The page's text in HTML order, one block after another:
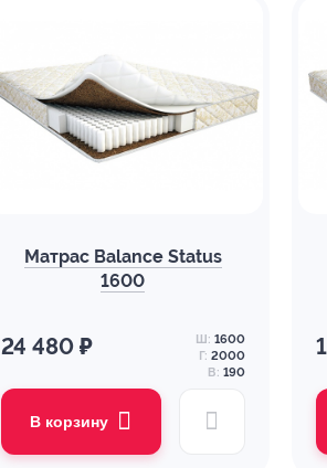
Матрас Balance Status
1600
24 480 ₽ Ш: 1600
Г: 2000
В: 190
В корзину